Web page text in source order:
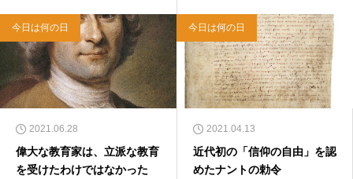
今日は何の日
2021.06.28
偉大な教育家は、立派な教育
を受けたわけではなかった
今日は何の日
2021.04.13
近代初の「信仰の自由」を認
めたナントの勅令